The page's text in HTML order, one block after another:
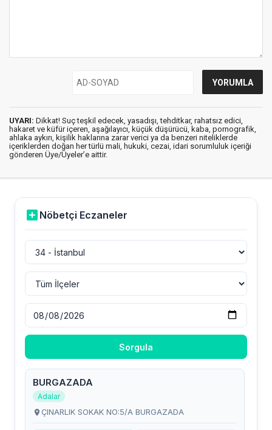
UYARI: Dikkat! Suç teşkil edecek, yasadışı, tehditkar, rahatsız edici,
hakaret ve küfür içeren, aşağılayıcı, küçük düşürücü, kaba, pornografik,
ahlaka aykırı, kişilik haklarına zarar verici ya da benzeri niteliklerde
içeriklerden doğan her türlü mali, hukuki, cezai, idari sorumluluk içeriği
gönderen Üye/Üyeler’e aittir.